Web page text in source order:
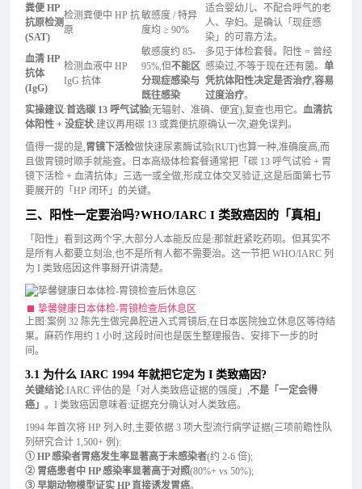
粪便 HP
抗原检测
(SAT)
检测粪便中 HP 抗
原
敏感度 / 特异
度均 ≥ 90%
适合婴幼儿、不配合呼气的老
人、孕妇。是确认「现症感
染」的可靠方法。
血清 HP
抗体
(IgG)
检测血液中 HP
IgG 抗体
敏感度约 85-
95%,但不能区
分现症感染与
既往感染
多见于体检套餐。阳性 = 曾经
感染过,不等于现在还有菌。 单
凭抗体阳性决定是否治疗,容易
过度治疗。
实操建议:首选碳 13 呼气试验(无辐射、准确、便宜),复查也用它。 血清抗
体阳性 + 没症状:建议再用碳 13 或粪便抗原确认一次,避免误判。
值得一提的是,胃镜下活检做快速尿素酶试验(RUT)也算一种,准确度高,而
且做胃镜时顺手就能查。日本高级体检套餐通常把「碳 13 呼气试验 + 胃
镜下活检 + 血清抗体」三选一或全做,形成立体交叉验证,这是后面第七节
要展开的「HP 闭环」的关键。
三、阳性一定要治吗?WHO/IARC I 类致癌因的「真相」
「阳性」看到这两个字,大部分人本能反应是:那就赶紧吃药呗。但其实不
是所有人都要立刻治,也不是所有人都不需要治。这一节把 WHO/IARC 列
为 I 类致癌因这件事掰开讲清楚。
挚馨健康日本体检-胃镜检查后休息区
上图:案例 32 陈先生做完鼻腔进入式胃镜后,在日本医院独立休息区等待结
果。麻药作用约 1 小时,这段时间也是医生整理报告、安排下一步的时
间。
3.1 为什么 IARC 1994 年就把它定为 I 类致癌因?
关键结论:IARC 评估的是「对人类致癌证据的强度」,不是「一定会得
癌」 。I 类致癌因意味着:证据充分确认对人类致癌。
1994 年首次将 HP 列入时,主要依据 3 项大型流行病学证据(三项前瞻性队
列研究合计 1,500+ 例):
① HP 感染者胃癌发生率显著高于未感染者(约 2-6 倍);
② 胃癌患者中 HP 感染率显著高于对照(80%+ vs 50%);
③ 早期动物模型证实 HP 直接诱发胃癌。